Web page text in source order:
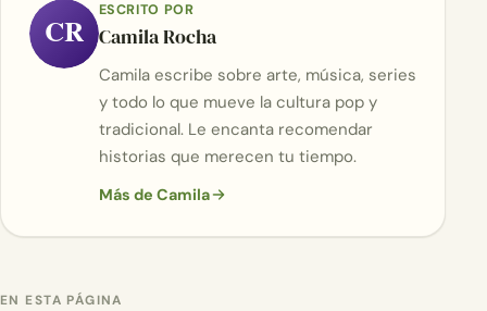
CR
ESCRITO POR
Camila Rocha
Camila escribe sobre arte, música, series
y todo lo que mueve la cultura pop y
tradicional. Le encanta recomendar
historias que merecen tu tiempo.
Más de Camila
EN ESTA PÁGINA